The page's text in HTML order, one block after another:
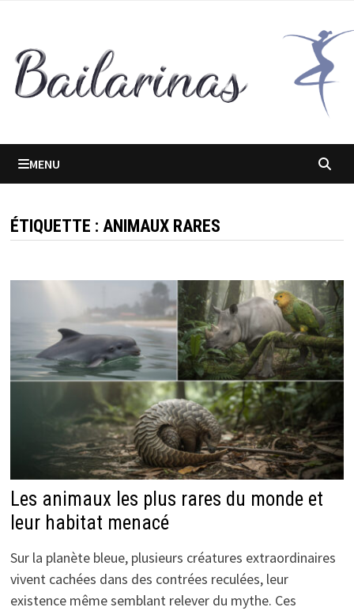
contenu
MENU
ÉTIQUETTE : ANIMAUX RARES
Les animaux les plus rares du monde et
leur habitat menacé
Sur la planète bleue, plusieurs créatures extraordinaires
vivent cachées dans des contrées reculées, leur
existence même semblant relever du mythe. Ces